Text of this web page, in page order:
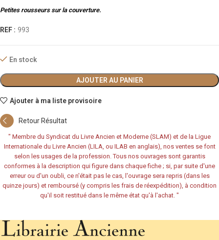
Petites rousseurs sur la couverture.
REF : 993
En stock
AJOUTER AU PANIER
Ajouter à ma liste provisoire
Retour Résultat
" Membre du Syndicat du Livre Ancien et Moderne (SLAM) et de la Ligue
Internationale du Livre Ancien (LILA, ou ILAB en anglais), nos ventes se font
selon les usages de la profession. Tous nos ouvrages sont garantis
conformes à la description qui figure dans chaque fiche ; si, par suite d'une
erreur ou d'un oubli, ce n'était pas le cas, l'ouvrage sera repris (dans les
quinze jours) et remboursé (y compris les frais de réexpédition), à condition
qu'il soit restitué dans le même état qu'à l'achat. "